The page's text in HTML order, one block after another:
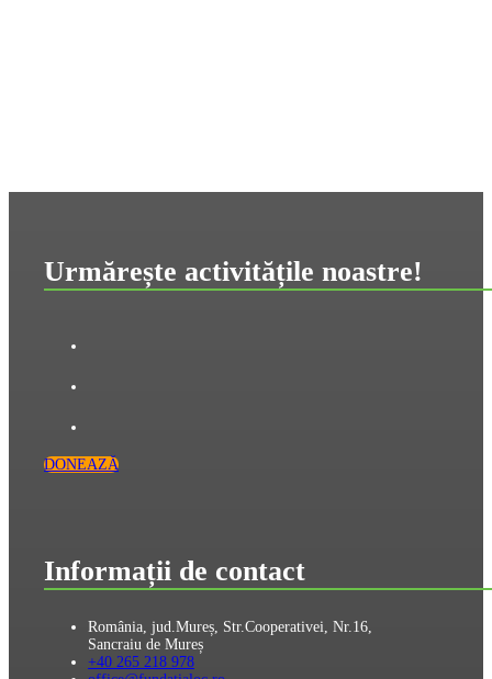
Informații de contact
România, jud.Mureș, Str.Cooperativei, Nr.16,
Sancraiu de Mureș
+40 265 218 978
Urmărește activitățile noastre!
DONEAZĂ